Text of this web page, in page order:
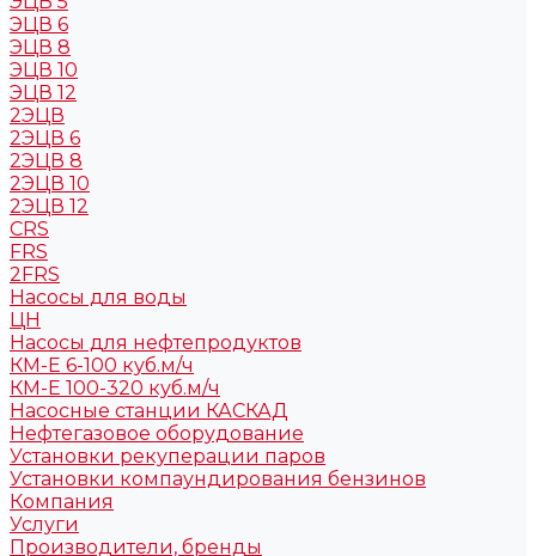
ЭЦВ 6
ЭЦВ 8
ЭЦВ 10
ЭЦВ 12
2ЭЦВ
2ЭЦВ 6
2ЭЦВ 8
2ЭЦВ 10
2ЭЦВ 12
CRS
FRS
2FRS
Насосы для воды
ЦН
Насосы для нефтепродуктов
КМ-Е 6-100 куб.м/ч
КМ-Е 100-320 куб.м/ч
Насосные станции КАСКАД
Нефтегазовое оборудование
Установки рекуперации паров
Установки компаундирования бензинов
Компания
Услуги
Производители, бренды